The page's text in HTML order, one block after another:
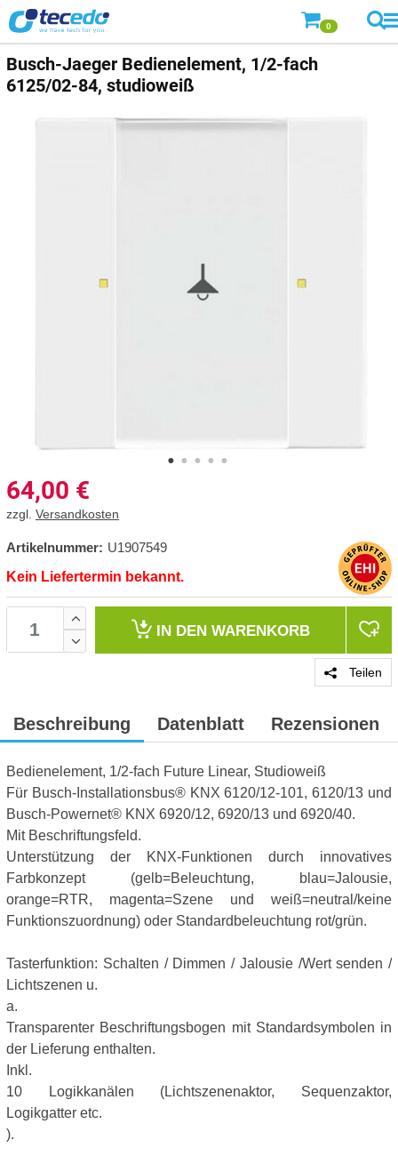
0
Busch-Jaeger Bedienelement, 1/2-fach
6125/02-84, studioweiß
64,00 €
zzgl. Versandkosten
Artikelnummer: U1907549
Kein Liefertermin bekannt.
IN DEN WARENKORB
Teilen
Beschreibung Datenblatt Rezensionen
Bedienelement, 1/2-fach Future Linear, Studioweiß
Für Busch-Installationsbus® KNX 6120/12-101, 6120/13 und
Busch-Powernet® KNX 6920/12, 6920/13 und 6920/40.
Mit Beschriftungsfeld.
Unterstützung der KNX-Funktionen durch innovatives
Farbkonzept (gelb=Beleuchtung, blau=Jalousie,
orange=RTR, magenta=Szene und weiß=neutral/keine
Funktionszuordnung) oder Standardbeleuchtung rot/grün.
Tasterfunktion: Schalten / Dimmen / Jalousie /Wert senden /
Lichtszenen u.
a.
Transparenter Beschriftungsbogen mit Standardsymbolen in
der Lieferung enthalten.
Inkl.
10 Logikkanälen (Lichtszenenaktor, Sequenzaktor,
Logikgatter etc.
).